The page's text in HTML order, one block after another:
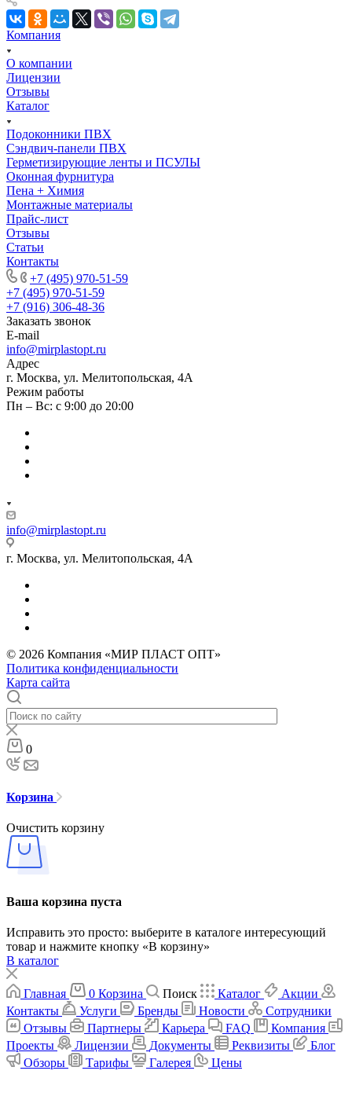
Компания
О компании
Лицензии
Отзывы
Каталог
Подоконники ПВХ
Сэндвич-панели ПВХ
Герметизирующие ленты и ПСУЛЫ
Оконная фурнитура
Пена + Химия
Монтажные материалы
Прайс-лист
Отзывы
Статьи
Контакты
+7 (495) 970-51-59
+7 (495) 970-51-59
+7 (916) 306-48-36
Заказать звонок
E-mail
info@mirplastopt.ru
Адрес
г. Москва, ул. Мелитопольская, 4А
Режим работы
Пн – Вс: с 9:00 до 20:00
info@mirplastopt.ru
г. Москва, ул. Мелитопольская, 4А
© 2026 Компания «МИР ПЛАСТ ОПТ»
Политика конфиденциальности
Карта сайта
0
Корзина
Очистить корзину
Ваша корзина пуста
Исправить это просто: выберите в каталоге интересующий
товар и нажмите кнопку «В корзину»
В каталог
Главная 0 Корзина Поиск Каталог
Акции
Контакты
Услуги Бренды Новости
Сотрудники
Отзывы
Партнеры Карьера FAQ
Компания
Проекты
Лицензии Документы Реквизиты
Блог
Обзоры
Тарифы Галерея Цены